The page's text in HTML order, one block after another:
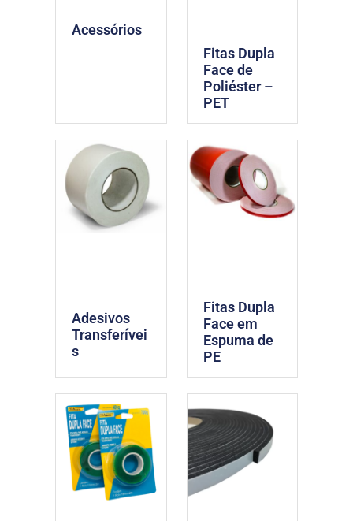
Acessórios
Fitas Dupla
Face de
Poliéster –
PET
Adesivos
Transferívei
s
Fitas Dupla
Face em
Espuma de
PE